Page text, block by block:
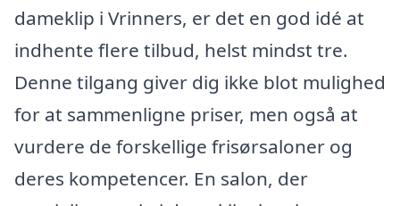
dameklip i Vrinners, er det en god idé at
indhente flere tilbud, helst mindst tre.
Denne tilgang giver dig ikke blot mulighed
for at sammenligne priser, men også at
vurdere de forskellige frisørsaloner og
deres kompetencer. En salon, der